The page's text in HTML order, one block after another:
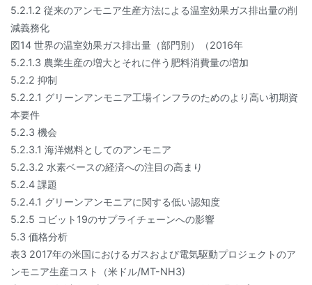
5.2.1.2 従来のアンモニア生産方法による温室効果ガス排出量の削
減義務化
図14 世界の温室効果ガス排出量（部門別）（2016年
5.2.1.3 農業生産の増大とそれに伴う肥料消費量の増加
5.2.2 抑制
5.2.2.1 グリーンアンモニア工場インフラのためのより高い初期資
本要件
5.2.3 機会
5.2.3.1 海洋燃料としてのアンモニア
5.2.3.2 水素ベースの経済への注目の高まり
5.2.4 課題
5.2.4.1 グリーンアンモニアに関する低い認知度
5.2.5 コビット19のサプライチェーンへの影響
5.3 価格分析
表3 2017年の米国におけるガスおよび電気駆動プロジェクトのア
ンモニア生産コスト（米ドル/MT-NH3)